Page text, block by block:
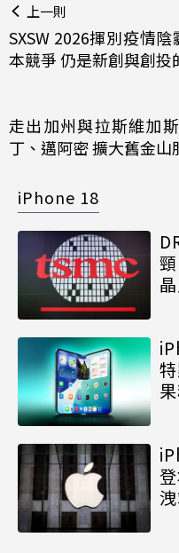
上一則
SXSW 2026揮別疫情
本競爭 仍是新創與創投
走出加州與拉斯維加
丁、邁阿密 擴大舊金山
iPhone 18